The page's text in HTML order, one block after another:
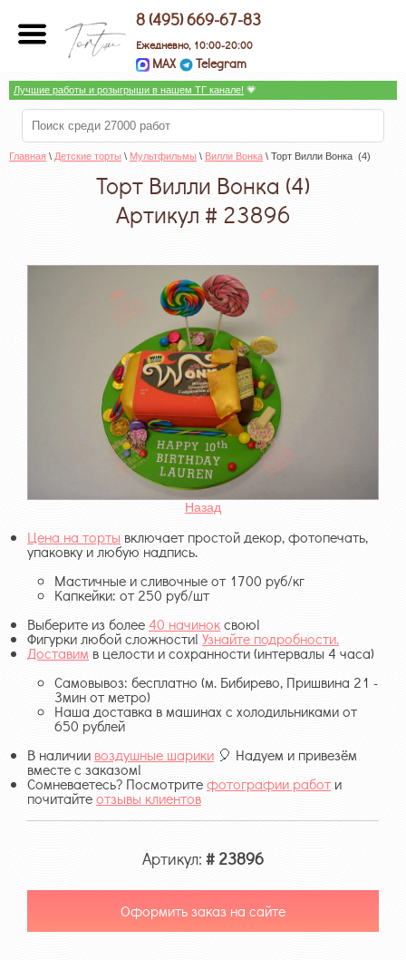
8 (495) 669-67-83
Ежедневно, 10:00-20:00
MAX Telegram
Лучшие работы и розыгрыши в нашем ТГ канале! 💗
Главная \ Детские торты \ Мультфильмы \ Вилли Вонка \ Торт Вилли Вонка  (4)
Торт Вилли Вонка (4)
Артикул # 23896
Назад
Цена на торты включает простой декор, фотопечать,
упаковку и любую надпись.
Мастичные и сливочные от 1700 руб/кг
Капкейки: от 250 руб/шт
Выберите из более 40 начиноксвою!
Фигурки любой сложности! Узнайте подробности.
Доставим в целости и сохранности (интервалы 4 часа)
Самовывоз: бесплатно (м. Бибирево, Пришвина 21 -
3мин от метро)
Наша доставка в машинах с холодильниками от
650 рублей
В наличии воздушные шарики 🎈 Надуем и привезём
вместе с заказом!
Сомневаетесь? Посмотритефотографии работ и
почитайтеотзывы клиентов
Артикул: # 23896
Оформить заказ на сайте